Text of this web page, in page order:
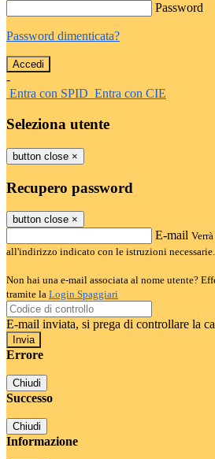
Password
Password dimenticata?
-
Entra con SPID Entra con CIE
Seleziona utente
button close ×
Recupero password
button close ×
E-mail
all'indirizzo indicato con le istruzioni necessarie.
Non hai una e-mail associata al nome utente?
tramite la Login Spaggiari
E-mail inviata, si prega di controllare la
Errore
Chiudi
Successo
Chiudi
Informazione